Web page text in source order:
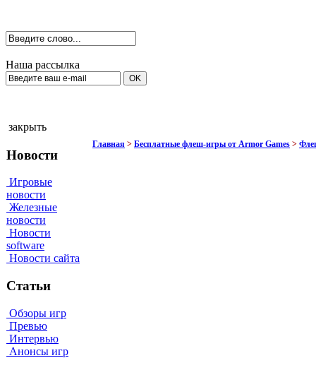
Наша рассылка
закрыть
Новости
Игровые
новости
Железные
новости
Новости
software
Новости сайта
Статьи
Обзоры игр
Превью
Интервью
Анонсы игр
Главная > Бесплатные флеш-игры от Armor Games >